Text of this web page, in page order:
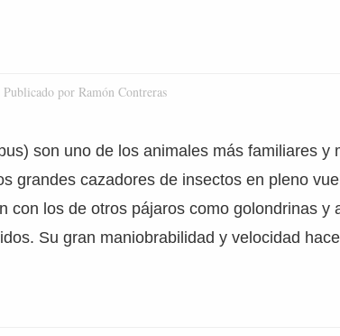
Publicado por Ramón Contreras
son uno de los animales más familiares y
grandes cazadores de insectos en pleno
con los de otros pájaros como golondrinas y
Su gran maniobrabilidad y velocidad